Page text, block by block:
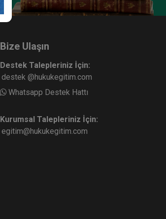
Bize Ulaşın
Destek Talepleriniz İçin:
destek @hukukegitim.com
Whatsapp Destek Hattı
Kurumsal Talepleriniz İçin:
egitim@hukukegitim.com